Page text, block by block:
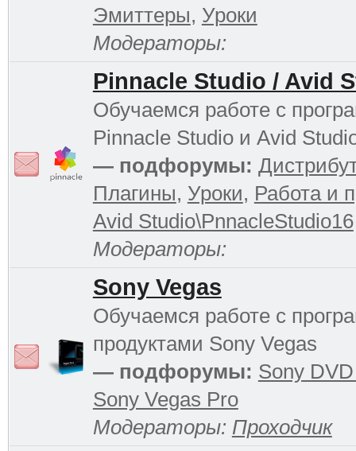
Эмиттеры, Уроки
Модераторы:
Pinnacle Studio / Avid
Обучаемся работе с
Pinnacle Studio и Avid
— подфорумы:
Плагины, Уроки, Работа и
Avid Studio\PnnacleStudio16
Модераторы:
Sony Vegas
Обучаемся работе с
продуктами Sony Vegas
— подфорумы: Sony
Sony Vegas Pro
Модераторы: Проходчик